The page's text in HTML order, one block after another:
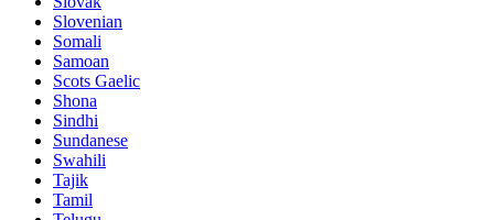
Slovenian
Somali
Samoan
Scots Gaelic
Shona
Sindhi
Sundanese
Swahili
Tajik
Tamil